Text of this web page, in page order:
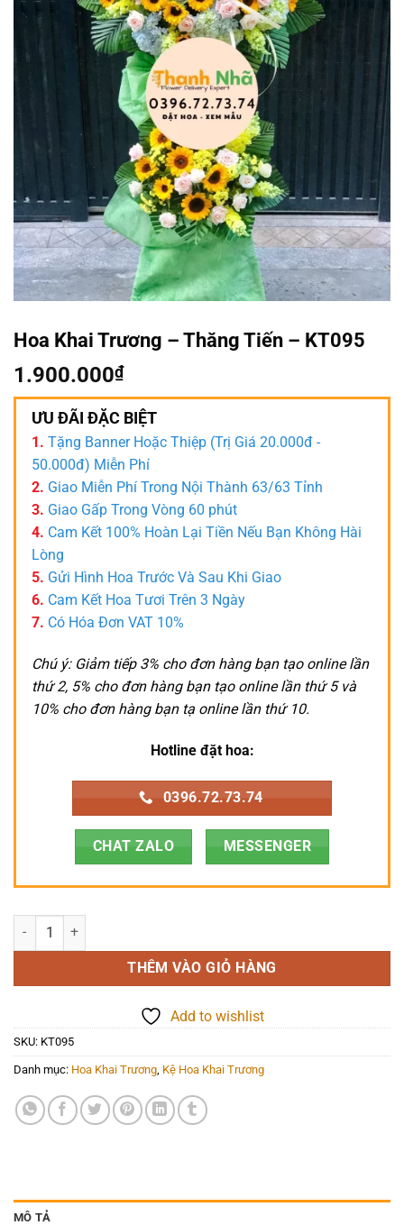
Hoa Khai Trương – Thăng Tiến – KT095
1.900.000₫
ƯU ĐÃI ĐẶC BIỆT
1. Tặng Banner Hoặc Thiệp (Trị Giá 20.000đ -
50.000đ) Miễn Phí
2. Giao Miễn Phí Trong Nội Thành 63/63 Tỉnh
3. Giao Gấp Trong Vòng 60 phút
4. Cam Kết 100% Hoàn Lại Tiền Nếu Bạn Không Hài
Lòng
5. Gửi Hình Hoa Trước Và Sau Khi Giao
6. Cam Kết Hoa Tươi Trên 3 Ngày
7. Có Hóa Đơn VAT 10%
Chú ý: Giảm tiếp 3% cho đơn hàng bạn tạo online lần
thứ 2, 5% cho đơn hàng bạn tạo online lần thứ 5 và
10% cho đơn hàng bạn tạ online lần thứ 10.
Hotline đặt hoa:
0396.72.73.74
CHAT ZALO MESSENGER
Hoa Khai Trương - Thăng Tiến - KT095 số lượng
THÊM VÀO GIỎ HÀNG
Add to wishlist
SKU: KT095
Danh mục: Hoa Khai Trương Kệ Hoa Khai Trương
MÔ TẢ